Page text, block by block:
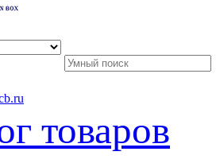
товаров